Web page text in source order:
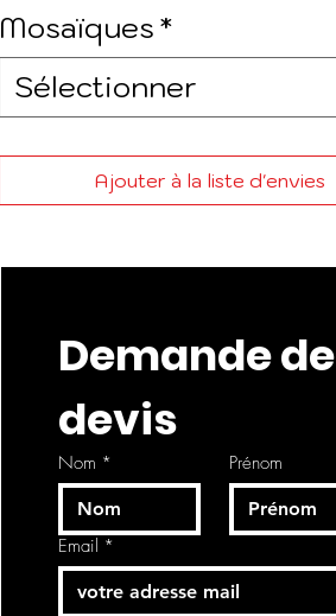
Mosaïques*
Sélectionner
Ajouter à la liste d'envies
Demande de
devis
Nom * Prénom
Email *